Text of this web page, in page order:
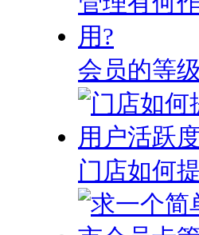
会员的等
门店如何